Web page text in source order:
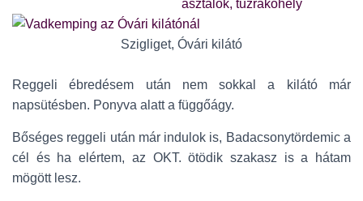
Szigliget, Óvári kilátó
Reggeli ébredésem után nem sokkal a kilátó már
napsütésben. Ponyva alatt a függőágy.
Bőséges reggeli után már indulok is, Badacsonytördemic a
cél és ha elértem, az OKT. ötödik szakasz is a hátam
mögött lesz.